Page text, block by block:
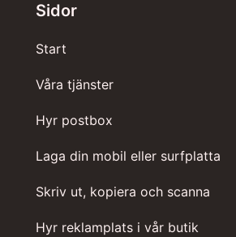
Sidor
Start
Våra tjänster
Hyr postbox
Laga din mobil eller surfplatta
Skriv ut, kopiera och scanna
Hyr reklamplats i vår butik